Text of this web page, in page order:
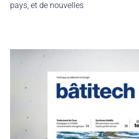
pays, et de nouvelles